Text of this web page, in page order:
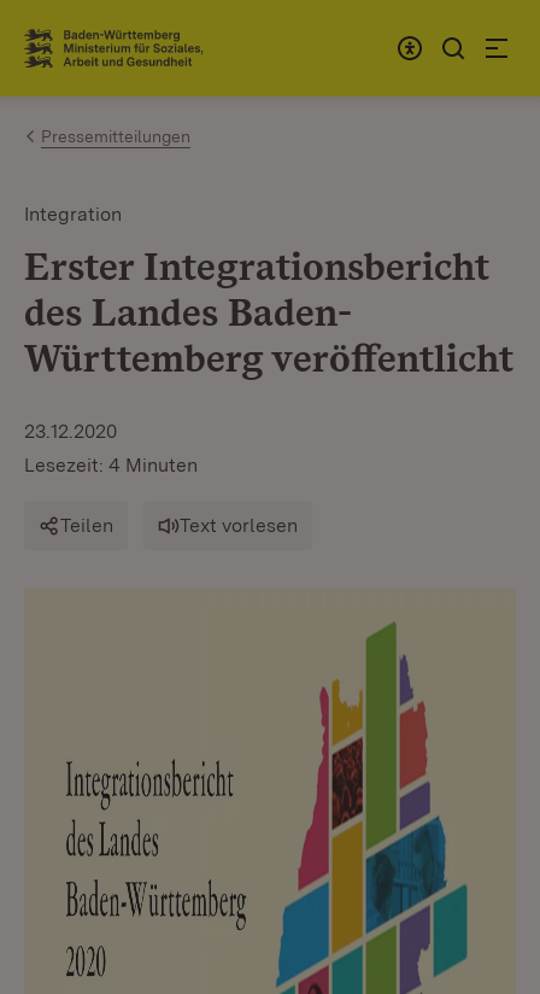
Zum Inhalt springen
Link zur Startseite
Pressemitteilungen
Integration
Erster Integrationsbericht
des Landes Baden-
Württemberg veröffentlicht
23.12.2020
Lesezeit: 4 Minuten
Teilen Text vorlesen